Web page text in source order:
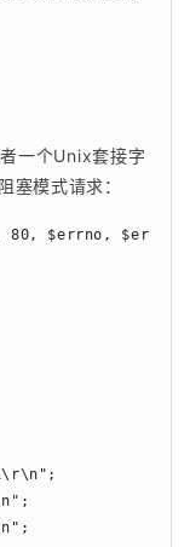
一个Unix套接字
塞模式请求：
80, $errno,